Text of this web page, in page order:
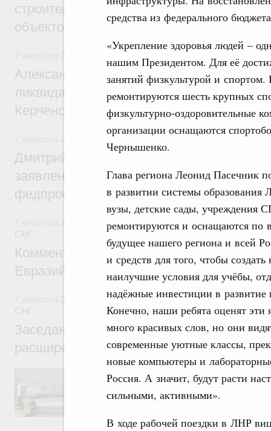
средства из федерального
«Укрепление здоровья людей –
нашим Президентом. Для её
занятий физкультурой и
ремонтируются шесть крупных
физкультурно-оздоровительные
организации оснащаются
Чернышенко.
Глава региона Леонид Пасечник
в развитии системы
вузы, детские сады, учреждения
ремонтируются и оснащаются по
будущее нашего региона и всей
и средств для того, чтобы
наилучшие условия для учёбы,
надёжные инвестиции в развитие
Конечно, наши ребята оценят
много красивых слов, но они
современные уютные классы,
новые компьютеры и
Россия. А значит, будут расти
сильными, активными».
В ходе рабочей поездки в ЛНР
строительство и реконструкцию более
объектов
Александр Козлов провёл заседание
ликвидации последствий чрезвычайной
Керченском проливе
Среднее профессиональное образование
Дмитрий Чернышенко: Установлен
заявлений от абитуриентов колледжей и
федпроекта «Профессионалитет»
Евразийский экономический союз.
СНГ
Комментарий Алексея Оверчука по
Евразийского межправительственного
Евразийский экономический союз.
СНГ
Заседание Евразийского
расширенном составе
числе совершенствование кооперации в
регулирования и администрирования,
рынка.